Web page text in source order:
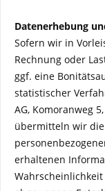
Datenerhebung
Sofern wir in
Rechnung oder
ggf. eine
statistischer
AG, Komoranweg
übermitteln wir
erhaltenen